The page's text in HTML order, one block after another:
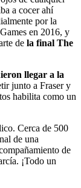
a cocer ahí
por la
en 2016, y
de la final The
llegar a la
junto a Fraser y
habilita como un
Cerca de 500
de una
de
¡Todo un